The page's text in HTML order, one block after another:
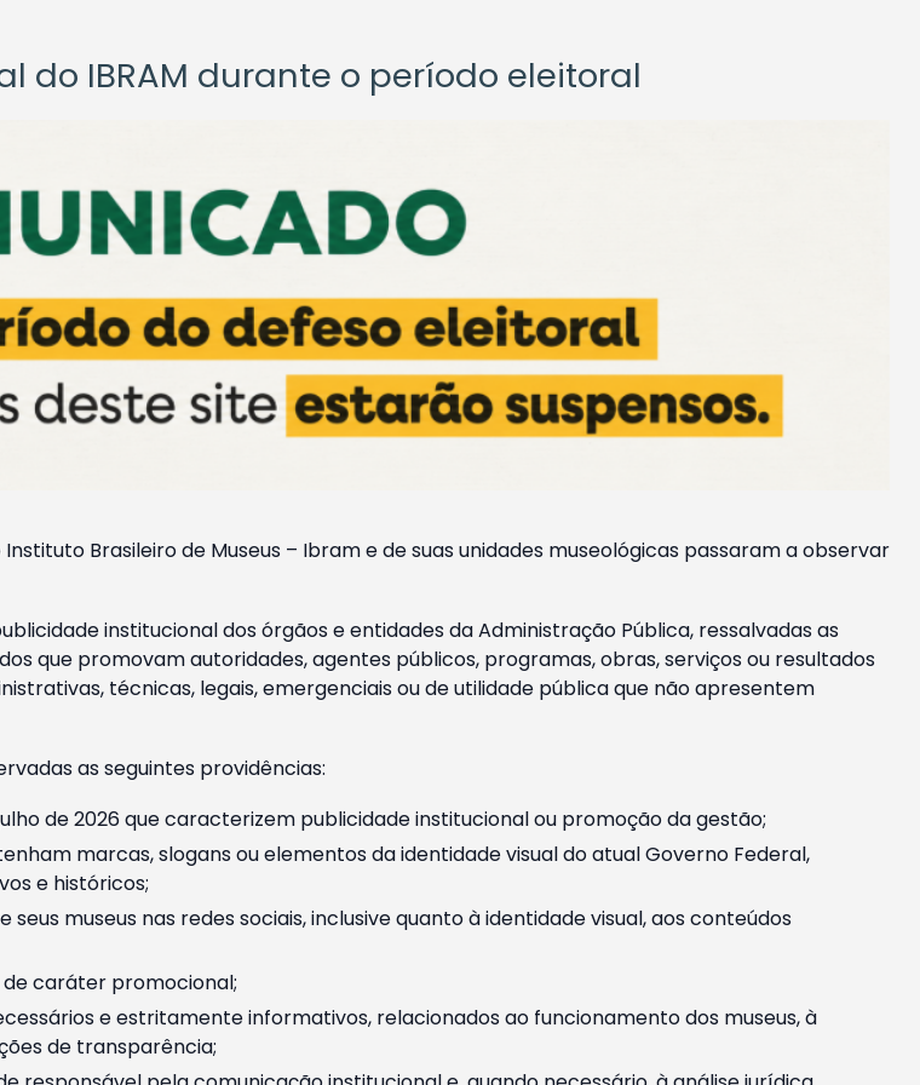
do IBRAM durante o período eleitoral
Brasileiro de Museus – Ibram e de suas unidades museológicas passaram a observar
institucional dos órgãos e entidades da Administração Pública, ressalvadas as
que promovam autoridades, agentes públicos, programas, obras, serviços ou resultados
técnicas, legais, emergenciais ou de utilidade pública que não apresentem
as seguintes providências:
de 2026 que caracterizem publicidade institucional ou promoção da gestão;
marcas, slogans ou elementos da identidade visual do atual Governo Federal,
e históricos;
museus nas redes sociais, inclusive quanto à identidade visual, aos conteúdos
de caráter promocional;
e estritamente informativos, relacionados ao funcionamento dos museus, à
de transparência;